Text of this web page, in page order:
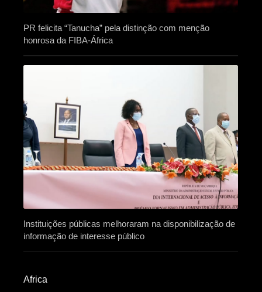
PR felicita “Tanucha” pela distinção com menção
honrosa da FIBA-África
Instituições públicas melhoraram na disponibilização de
informação de interesse público
Africa​